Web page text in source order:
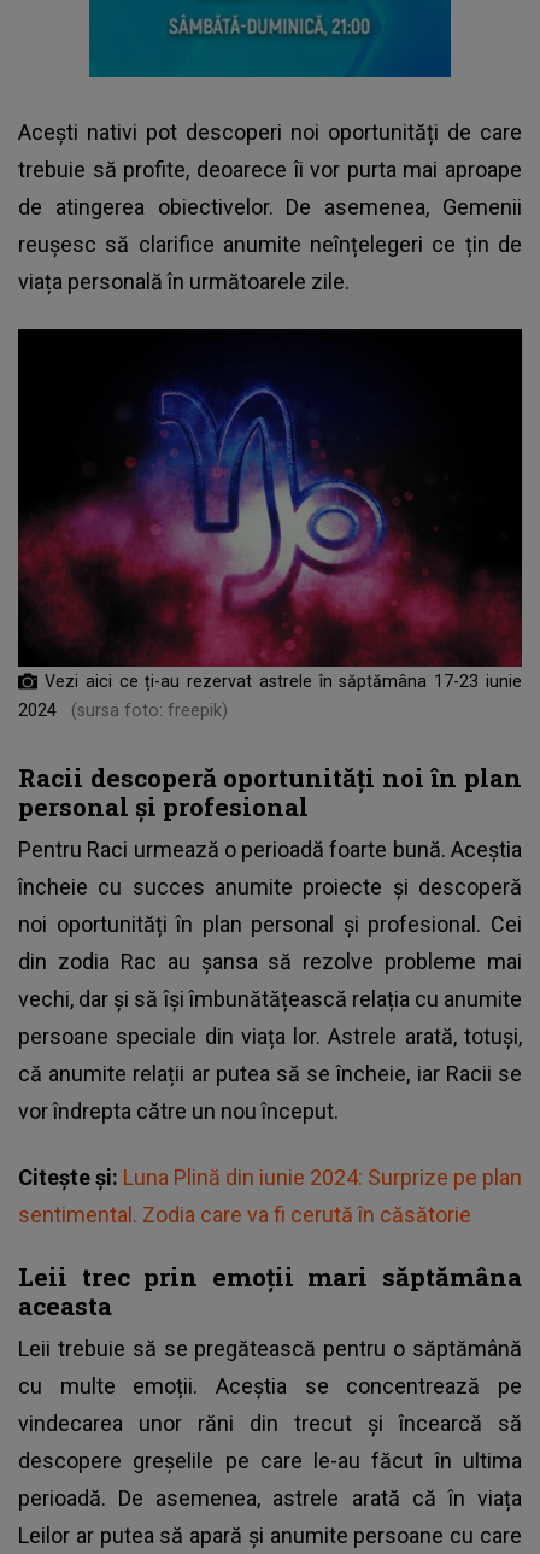
Acești nativi pot descoperi noi oportunități de care
trebuie să profite, deoarece îi vor purta mai aproape
de atingerea obiectivelor. De asemenea, Gemenii
reușesc să clarifice anumite neînțelegeri ce țin de
viața personală în următoarele zile.
Vezi aici ce ți-au rezervat astrele în săptămâna 17-23 iunie
2024
(sursa foto: freepik)
Racii descoperă oportunități noi în plan
personal și profesional
Pentru Raci urmează o perioadă foarte bună. Aceștia
încheie cu succes anumite proiecte și descoperă
noi oportunități în plan personal și profesional. Cei
din zodia Rac au șansa să rezolve probleme mai
vechi, dar și să își îmbunătățească relația cu anumite
persoane speciale din viața lor. Astrele arată, totuși,
că anumite relații ar putea să se încheie, iar Racii se
vor îndrepta către un nou început.
Citește și: Luna Plină din iunie 2024: Surprize pe plan
sentimental. Zodia care va fi cerută în căsătorie
Leii trec prin emoții mari săptămâna
aceasta
Leii trebuie să se pregătească pentru o săptămână
cu multe emoții. Aceștia se concentrează pe
vindecarea unor răni din trecut și încearcă să
descopere greșelile pe care le-au făcut în ultima
perioadă. De asemenea, astrele arată că în viața
Leilor ar putea să apară și anumite persoane cu care